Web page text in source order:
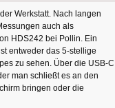
Werkstatt. Nach langen
auch als
HDS242 bei Pollin. Ein
entweder das 5-stellige
zu sehen. Über die USB-C
man schließt es an den
bringen oder die